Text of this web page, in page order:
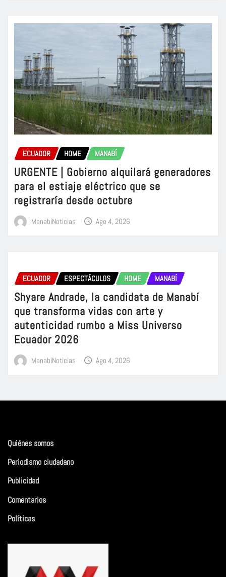
ECUADOR HOME MANABÍ
URGENTE | Gobierno alquilará generadores
para el estiaje eléctrico que se
registraría desde octubre
ManabiNoticias Ago 4, 2026
ECUADOR ESPECTÁCULOS HOME MANABÍ
Shyare Andrade, la candidata de Manabí
que transforma vidas con arte y
autenticidad rumbo a Miss Universo
Ecuador 2026
ManabiNoticias Ago 4, 2026
Quiénes somos
Periodismo ciudadano
Publicidad
Comentarios
Políticas